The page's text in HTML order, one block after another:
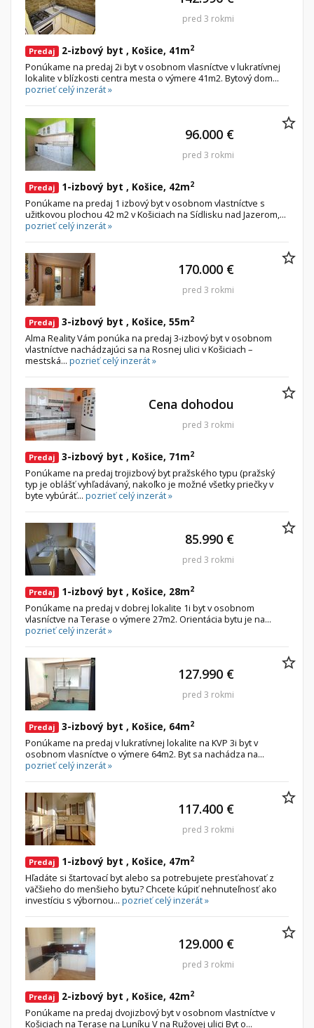
Predaj 2-izbový byt , Košice, 41m2
Ponúkame na predaj 2i byt v osobnom vlasníctve v lukratívnej
lokalite v blízkosti centra mesta o výmere 41m2. Bytový dom...
pozrieť celý inzerát »
pred 3 rokmi
Predaj 1-izbový byt , Košice, 42m2
Ponúkame na predaj 1 izbový byt v osobnom vlastníctve s
užitkovou plochou 42 m2 v Košiciach na Sídlisku nad Jazerom,...
pozrieť celý inzerát »
96.000 €
pred 3 rokmi
Predaj 3-izbový byt , Košice, 55m2
Alma Reality Vám ponúka na predaj 3-izbový byt v osobnom
vlastníctve nachádzajúci sa na Rosnej ulici v Košiciach –
mestská... pozrieť celý inzerát »
170.000 €
pred 3 rokmi
Predaj 3-izbový byt , Košice, 71m2
Ponúkame na predaj trojizbový byt pražského typu (pražský
typ je oblášť vyhľadávaný, nakoľko je možné všetky priečky v
byte vybúráť... pozrieť celý inzerát »
Cena dohodou
pred 3 rokmi
Predaj 1-izbový byt , Košice, 28m2
Ponúkame na predaj v dobrej lokalite 1i byt v osobnom
vlasníctve na Terase o výmere 27m2. Orientácia bytu je na...
pozrieť celý inzerát »
85.990 €
pred 3 rokmi
Predaj 3-izbový byt , Košice, 64m2
Ponúkame na predaj v lukratívnej lokalite na KVP 3i byt v
osobnom vlasníctve o výmere 64m2. Byt sa nachádza na...
pozrieť celý inzerát »
127.990 €
pred 3 rokmi
Predaj 1-izbový byt , Košice, 47m2
Hľadáte si štartovací byt alebo sa potrebujete presťahovať z
väčšieho do menšieho bytu? Chcete kúpiť nehnuteľnosť ako
investíciu s výbornou... pozrieť celý inzerát »
117.400 €
pred 3 rokmi
Predaj 2-izbový byt , Košice, 42m2
Ponúkame na predaj dvojizbový byt v osobnom vlastníctve v
Košiciach na Terase na Luníku V na Ružovej ulici Byt o...
129.000 €
pred 3 rokmi